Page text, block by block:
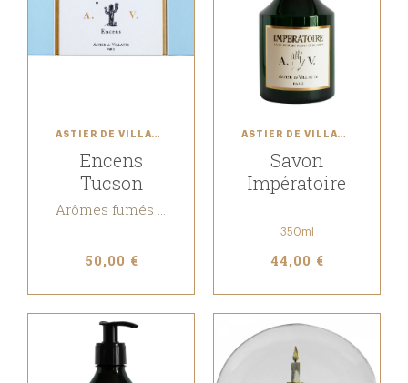
ASTIER DE VILLATTE
Encens
Tucson
Arômes fumés et sucrés d’herbes sauvages, Bois chaud, Immortelle
50,00 €
ASTIER DE VILLATTE
Savon
Impératoire
350ml
44,00 €